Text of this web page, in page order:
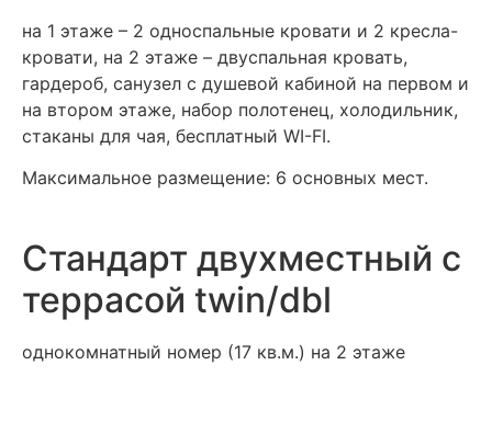
на 1 этаже – 2 односпальные кровати и 2 кресла-
кровати, на 2 этаже – двуспальная кровать,
гардероб, санузел с душевой кабиной на первом и
на втором этаже, набор полотенец, холодильник,
стаканы для чая, бесплатный WI-FI.
Максимальное размещение: 6 основных мест.
Стандарт двухместный с
террасой twin/dbl
однокомнатный номер (17 кв.м.) на 2 этаже